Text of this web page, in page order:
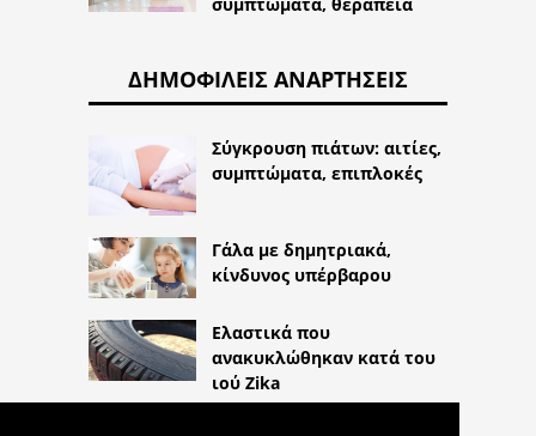
ΔΗΜΟΦΙΛΕΊΣ ΑΝΑΡΤΉΣΕΙΣ
Σύγκρουση πιάτων: αιτίες,
συμπτώματα, επιπλοκές
Γάλα με δημητριακά,
κίνδυνος υπέρβαρου
Ελαστικά που
ανακυκλώθηκαν κατά του
ιού Zika